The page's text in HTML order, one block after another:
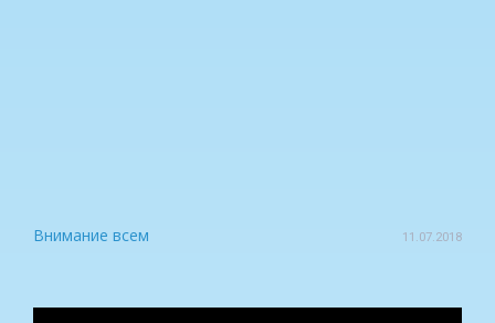
Внимание всем 11.07.2018